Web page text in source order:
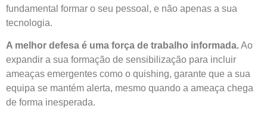
fundamental formar o seu pessoal, e não apenas a sua
tecnologia.
A melhor defesa é uma força de trabalho informada.Ao
expandir a sua formação de sensibilização para incluir
ameaças emergentes como o quishing, garante que a sua
equipa se mantém alerta, mesmo quando a ameaça chega
de forma inesperada.